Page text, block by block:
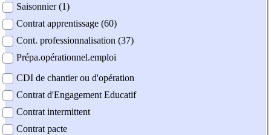
Saisonnier (1)
Contrat apprentissage (60)
Cont. professionnalisation (37)
Prépa.opérationnel.emploi
CDI de chantier ou d'opération
Contrat d'Engagement Educatif
Contrat intermittent
Contrat pacte